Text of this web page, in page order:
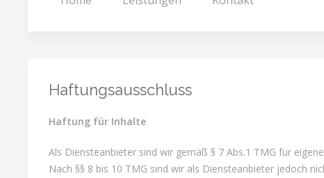
Haftungsausschluss
Haftung für Inhalte
Als Diensteanbieter sind wir gemäß § 7 Abs.1 TMG für
Nach §§ 8 bis 10 TMG sind wir als Diensteanbieter jedoch